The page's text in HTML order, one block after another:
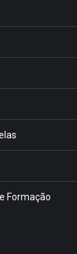
Formação